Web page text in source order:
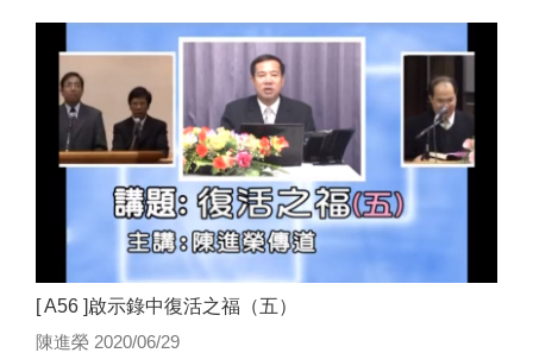
[ A56 ]啟示錄中復活之福（五）
陳進榮 2020/06/29